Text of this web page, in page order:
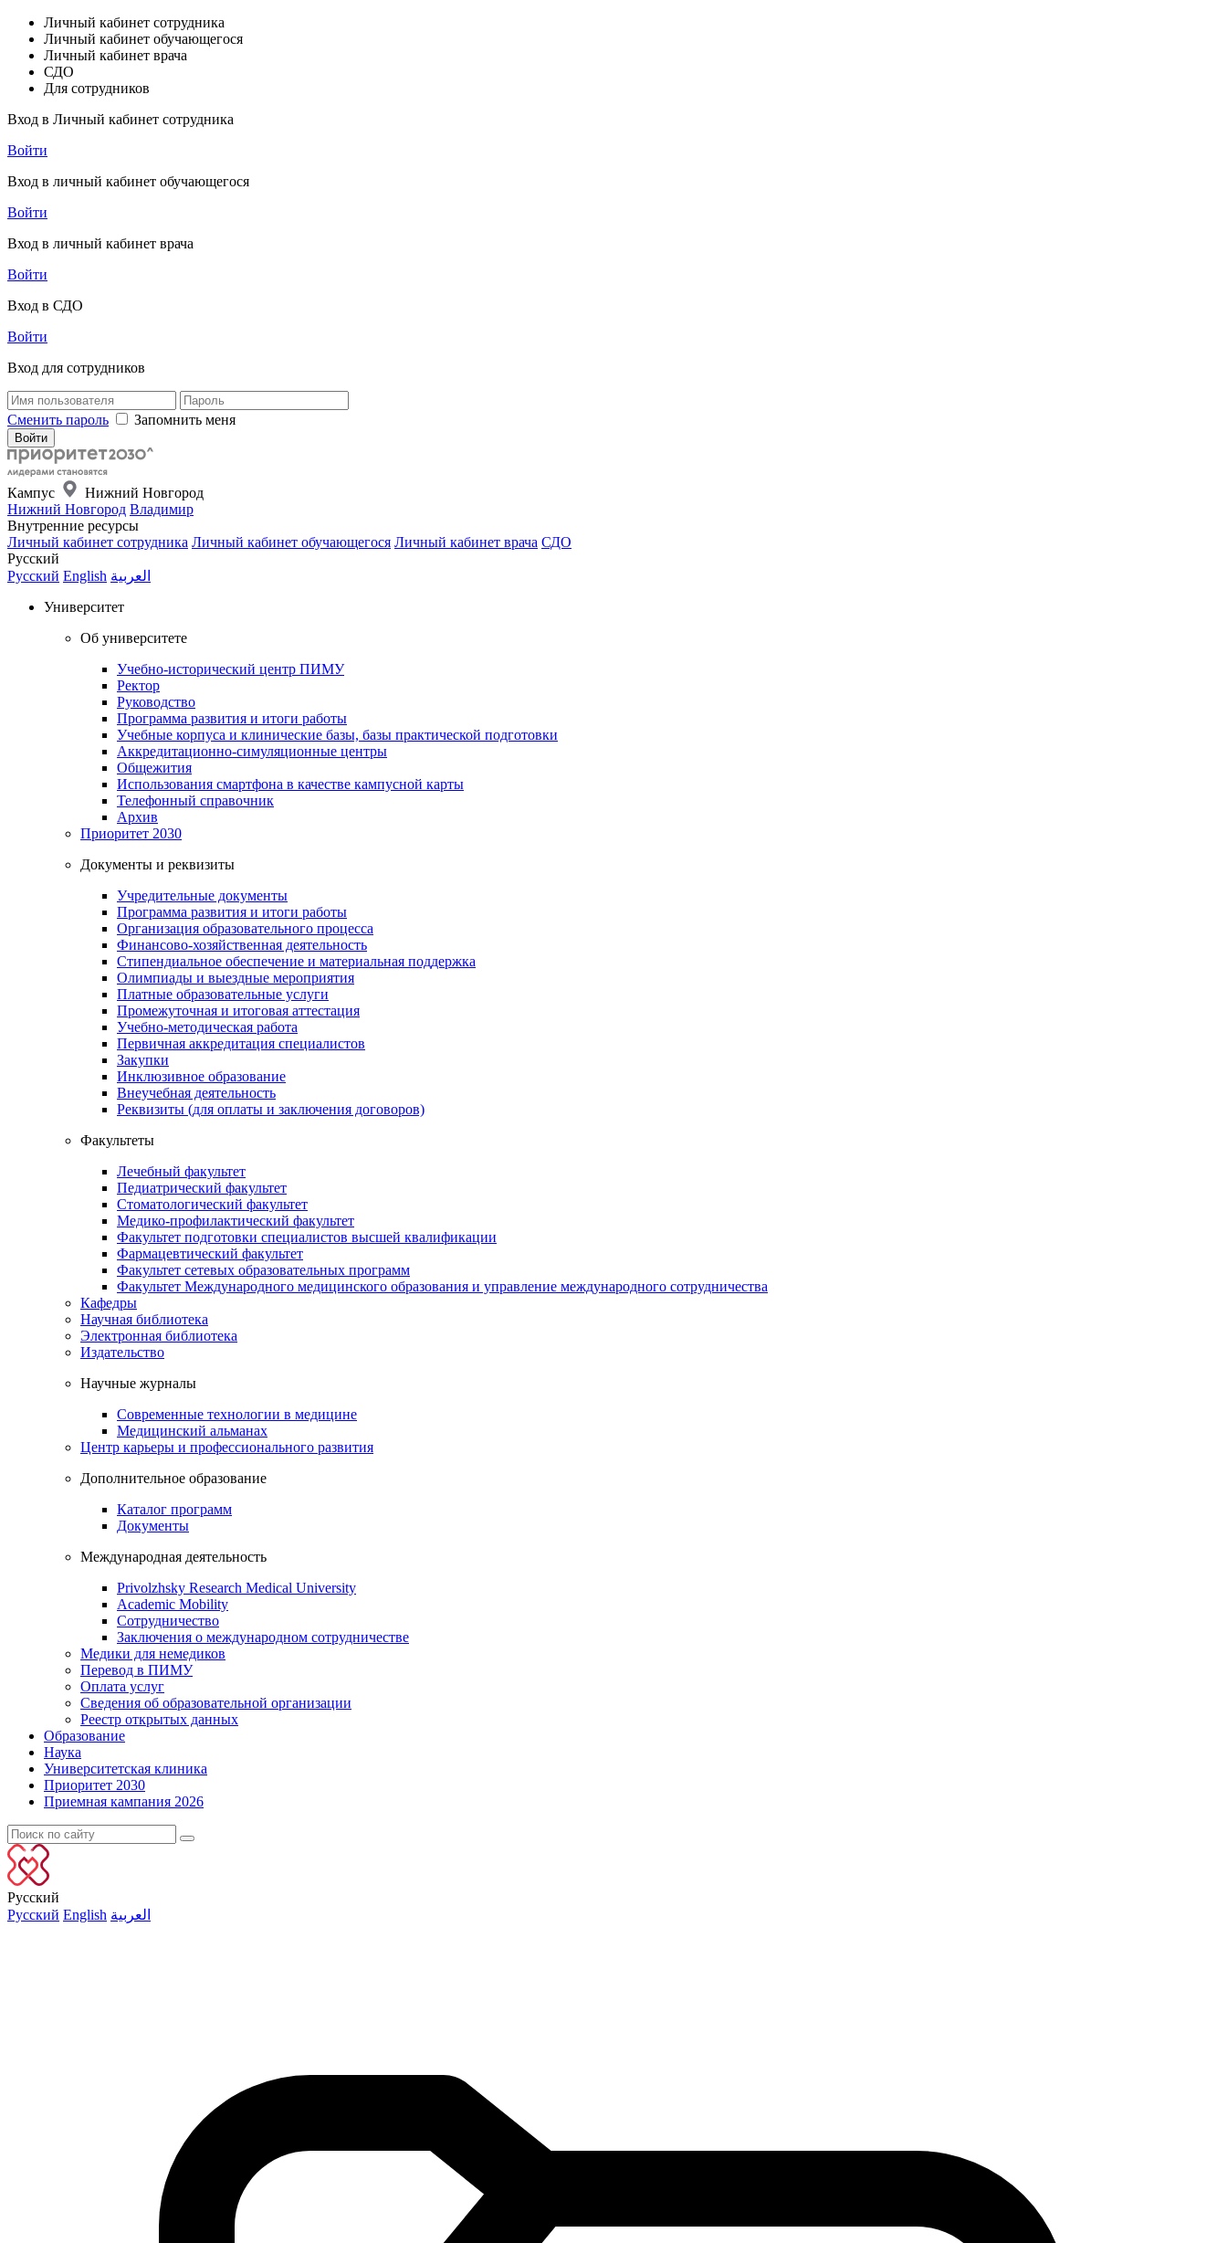
Личный кабинет сотрудника
Личный кабинет обучающегося
Личный кабинет врача
СДО
Для сотрудников
Вход в Личный кабинет сотрудника
Войти
Вход в личный кабинет обучающегося
Войти
Вход в личный кабинет врача
Войти
Вход в СДО
Войти
Вход для сотрудников
Сменить пароль Запомнить меня
Кампус
Нижний Новгород
Нижний Новгород Владимир
Внутренние ресурсы
Личный кабинет сотрудника Личный кабинет обучающегося Личный кабинет врача СДО
Русский
Русский English العربية
Университет
Об университете
Учебно-исторический центр ПИМУ
Ректор
Руководство
Программа развития и итоги работы
Учебные корпуса и клинические базы, базы практической подготовки
Аккредитационно-симуляционные центры
Общежития
Использования смартфона в качестве кампусной карты
Телефонный справочник
Архив
Приоритет 2030
Документы и реквизиты
Учредительные документы
Программа развития и итоги работы
Организация образовательного процесса
Финансово-хозяйственная деятельность
Стипендиальное обеспечение и материальная поддержка
Олимпиады и выездные мероприятия
Платные образовательные услуги
Промежуточная и итоговая аттестация
Учебно-методическая работа
Первичная аккредитация специалистов
Закупки
Инклюзивное образование
Внеучебная деятельность
Реквизиты (для оплаты и заключения договоров)
Факультеты
Лечебный факультет
Педиатрический факультет
Стоматологический факультет
Медико-профилактический факультет
Факультет подготовки специалистов высшей квалификации
Фармацевтический факультет
Факультет сетевых образовательных программ
Факультет Международного медицинского образования и управление международного сотрудничества
Кафедры
Научная библиотека
Электронная библиотека
Издательство
Научные журналы
Современные технологии в медицине
Медицинский альманах
Центр карьеры и профессионального развития
Дополнительное образование
Каталог программ
Документы
Международная деятельность
Privolzhsky Research Medical University
Academic Mobility
Сотрудничество
Заключения о международном сотрудничестве
Медики для немедиков
Перевод в ПИМУ
Оплата услуг
Сведения об образовательной организации
Реестр открытых данных
Образование
Наука
Университетская клиника
Приоритет 2030
Приемная кампания 2026
Русский
Русский English العربية